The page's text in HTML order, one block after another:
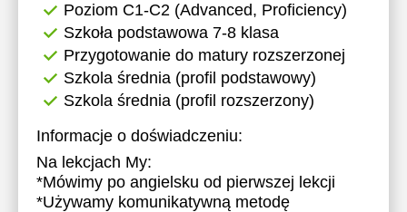
Poziom C1-C2 (Advanced, Proficiency)
Szkoła podstawowa 7-8 klasa
Przygotowanie do matury rozszerzonej
Szkola średnia (profil podstawowy)
Szkola średnia (profil rozszerzony)
Informacje o doświadczeniu:
Na lekcjach My:
*Mówimy po angielsku od pierwszej lekcji
*Używamy komunikatywną metodę